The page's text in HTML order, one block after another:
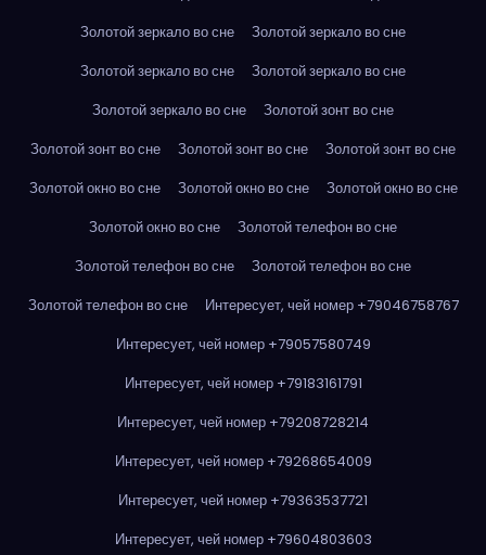
Золотой зеркало во сне
Золотой зеркало во сне
Золотой зеркало во сне
Золотой зеркало во сне
Золотой зеркало во сне
Золотой зонт во сне
Золотой зонт во сне
Золотой зонт во сне
Золотой зонт во сне
Золотой окно во сне
Золотой окно во сне
Золотой окно во сне
Золотой окно во сне
Золотой телефон во сне
Золотой телефон во сне
Золотой телефон во сне
Золотой телефон во сне
Интересует, чей номер +79046758767
Интересует, чей номер +79057580749
Интересует, чей номер +79183161791
Интересует, чей номер +79208728214
Интересует, чей номер +79268654009
Интересует, чей номер +79363537721
Интересует, чей номер +79604803603